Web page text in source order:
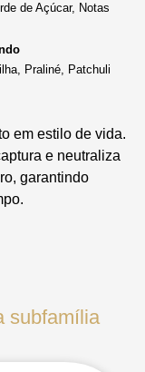
em estilo de vida.
e neutraliza
garantindo
de Açúcar, Notas
Praliné, Patchuli
subfamília